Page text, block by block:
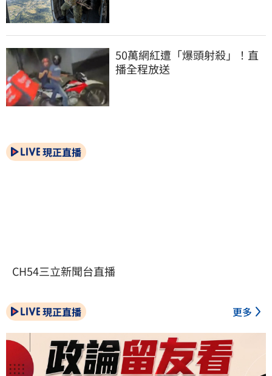
50萬網紅遭「爆頭射殺」！直
播全程放送
現正直播
CH54三立新聞台直播
現正直播 更多